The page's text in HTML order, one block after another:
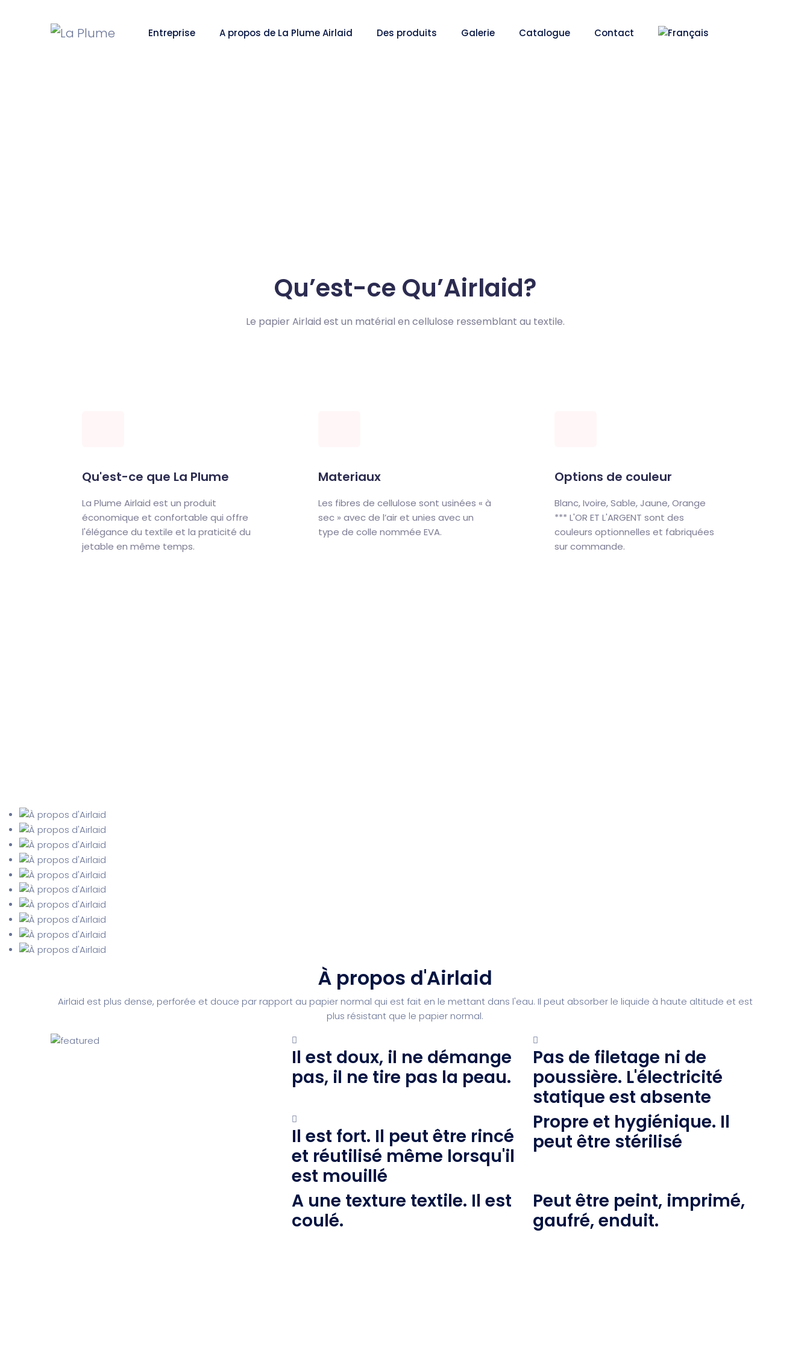
Entreprise A propos de La Plume Airlaid Des produits Galerie Catalogue Contact
Qu’est-ce Qu’Airlaid?
Le papier Airlaid est un matérial en cellulose ressemblant au textile.
Qu'est-ce que La Plume
La Plume Airlaid est un produit
économique et confortable qui offre
l'élégance du textile et la praticité du
jetable en même temps.
Materiaux
Les fibres de cellulose sont usinées « à
sec » avec de l’air et unies avec un
type de colle nommée EVA.
Options de couleur
Blanc, Ivoire, Sable, Jaune, Orange
*** L'OR ET L'ARGENT sont des
couleurs optionnelles et fabriquées
sur commande.
À propos d'Airlaid
Airlaid est plus dense, perforée et douce par rapport au papier normal qui est fait en le mettant dans l'eau. Il peut absorber le liquide à haute altitude et est
plus résistant que le papier normal.
Il est doux, il ne démange
pas, il ne tire pas la peau.
Pas de filetage ni de
poussière. L'électricité
statique est absente
Il est fort. Il peut être rincé
et réutilisé même lorsqu'il
est mouillé
Propre et hygiénique. Il
peut être stérilisé
A une texture textile. Il est
coulé.
Peut être peint, imprimé,
gaufré, enduit.